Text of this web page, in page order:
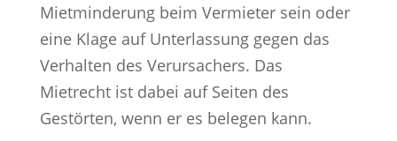
Mietminderung beim Vermieter sein oder
eine Klage auf Unterlassung gegen das
Verhalten des Verursachers. Das
Mietrecht ist dabei auf Seiten des
Gestörten, wenn er es belegen kann.